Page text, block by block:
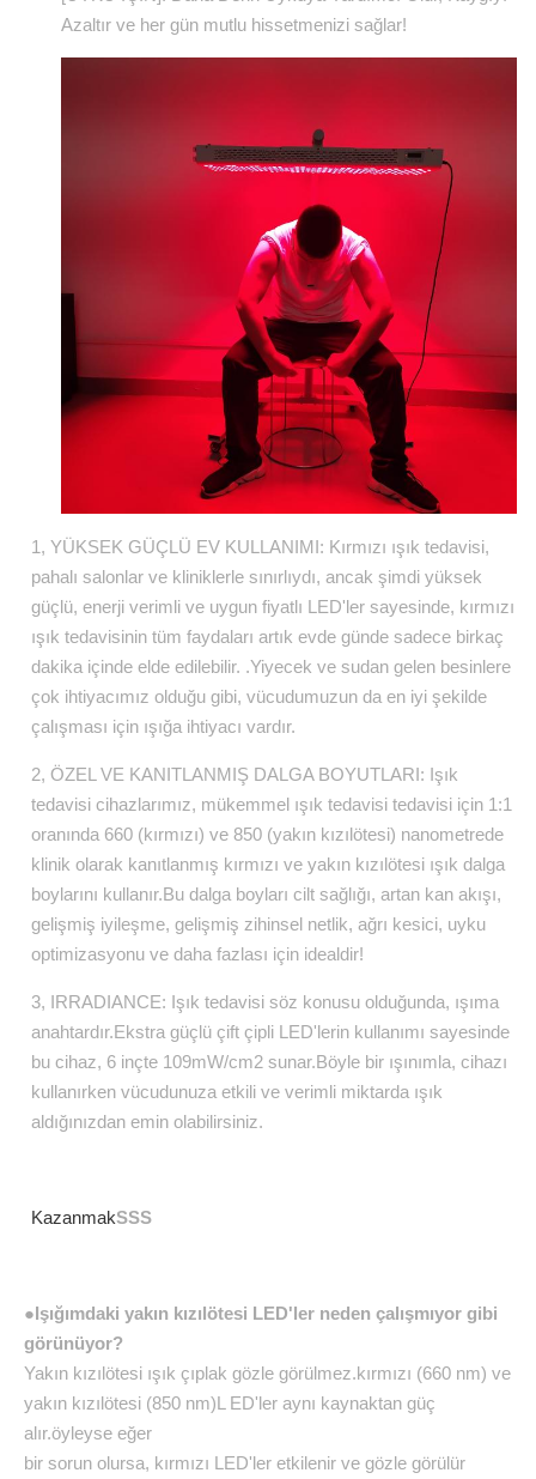
Azaltır ve her gün mutlu hissetmenizi sağlar!
1, YÜKSEK GÜÇLÜ EV KULLANIMI: Kırmızı ışık tedavisi,
pahalı salonlar ve kliniklerle sınırlıydı, ancak şimdi yüksek
güçlü, enerji verimli ve uygun fiyatlı LED'ler sayesinde, kırmızı
ışık tedavisinin tüm faydaları artık evde günde sadece birkaç
dakika içinde elde edilebilir. .Yiyecek ve sudan gelen besinlere
çok ihtiyacımız olduğu gibi, vücudumuzun da en iyi şekilde
çalışması için ışığa ihtiyacı vardır.
2, ÖZEL VE ​​KANITLANMIŞ DALGA BOYUTLARI: Işık
tedavisi cihazlarımız, mükemmel ışık tedavisi tedavisi için 1:1
oranında 660 (kırmızı) ve 850 (yakın kızılötesi) nanometrede
klinik olarak kanıtlanmış kırmızı ve yakın kızılötesi ışık dalga
boylarını kullanır.Bu dalga boyları cilt sağlığı, artan kan akışı,
gelişmiş iyileşme, gelişmiş zihinsel netlik, ağrı kesici, uyku
optimizasyonu ve daha fazlası için idealdir!
3, IRRADIANCE: Işık tedavisi söz konusu olduğunda, ışıma
anahtardır.Ekstra güçlü çift çipli LED'lerin kullanımı sayesinde
bu cihaz, 6 inçte 109mW/cm2 sunar.Böyle bir ışınımla, cihazı
kullanırken vücudunuza etkili ve verimli miktarda ışık
aldığınızdan emin olabilirsiniz.
KazanmakSSS
●Işığımdaki yakın kızılötesi LED'ler neden çalışmıyor gibi
görünüyor?
Yakın kızılötesi ışık çıplak gözle görülmez.kırmızı (660 nm) ve
yakın kızılötesi (850 nm)L ED'ler aynı kaynaktan güç
alır.öyleyse eğer
bir sorun olursa, kırmızı LED'ler etkilenir ve gözle görülür